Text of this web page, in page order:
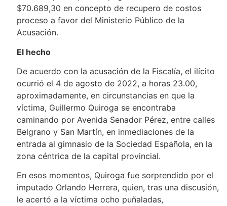
$70.689,30 en concepto de recupero de costos
proceso a favor del Ministerio Público de la
Acusación.
El hecho
De acuerdo con la acusación de la Fiscalía, el ilícito
ocurrió el 4 de agosto de 2022, a horas 23.00,
aproximadamente, en circunstancias en que la
víctima, Guillermo Quiroga se encontraba
caminando por Avenida Senador Pérez, entre calles
Belgrano y San Martín, en inmediaciones de la
entrada al gimnasio de la Sociedad Española, en la
zona céntrica de la capital provincial.
En esos momentos, Quiroga fue sorprendido por el
imputado Orlando Herrera, quien, tras una discusión,
le acertó a la víctima ocho puñaladas,